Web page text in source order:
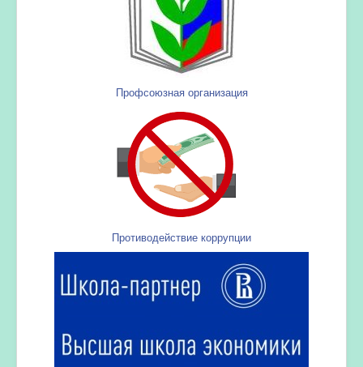
Профсоюзная организация
Противодействие коррупции